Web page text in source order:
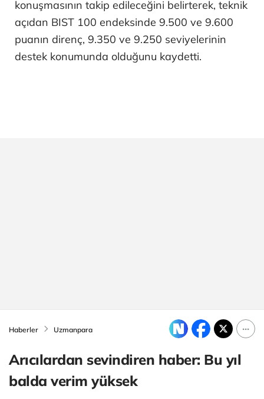
konuşmasının takip edileceğini belirterek, teknik
açıdan BIST 100 endeksinde 9.500 ve 9.600
puanın direnç, 9.350 ve 9.250 seviyelerinin
destek konumunda olduğunu kaydetti.
Haberler Uzmanpara
Arıcılardan sevindiren haber: Bu yıl
balda verim yüksek